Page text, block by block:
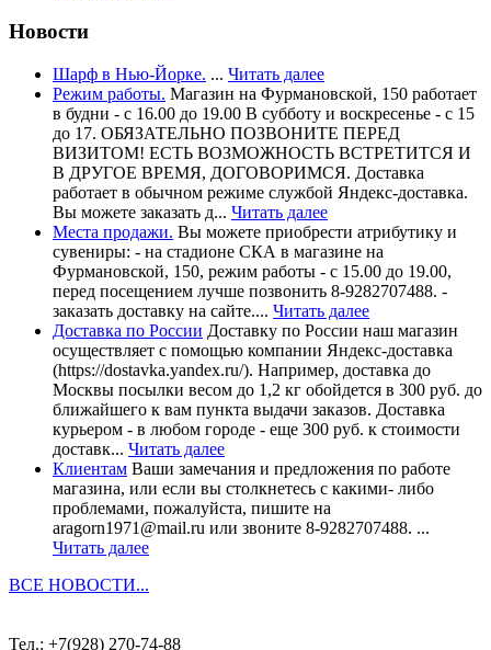
Новости
Шарф в Нью-Йорке. ... Читать далее
Режим работы. Магазин на Фурмановской, 150 работает
в будни - с 16.00 до 19.00 В субботу и воскресенье - с 15
до 17. ОБЯЗАТЕЛЬНО ПОЗВОНИТЕ ПЕРЕД
ВИЗИТОМ! ЕСТЬ ВОЗМОЖНОСТЬ ВСТРЕТИТСЯ И
В ДРУГОЕ ВРЕМЯ, ДОГОВОРИМСЯ. Доставка
работает в обычном режиме службой Яндекс-доставка.
Вы можете заказать д... Читать далее
Места продажи. Вы можете приобрести атрибутику и
сувениры: - на стадионе СКА в магазине на
Фурмановской, 150, режим работы - с 15.00 до 19.00,
перед посещением лучше позвонить 8-9282707488. -
заказать доставку на сайте.... Читать далее
Доставка по России Доставку по России наш магазин
осуществляет с помощью компании Яндекс-доставка
(https://dostavka.yandex.ru/). Например, доставка до
Москвы посылки весом до 1,2 кг обойдется в 300 руб. до
ближайшего к вам пункта выдачи заказов. Доставка
курьером - в любом городе - еще 300 руб. к стоимости
доставк... Читать далее
Клиентам Ваши замечания и предложения по работе
магазина, или если вы столкнетесь с какими- либо
проблемами, пожалуйста, пишите на
aragorn1971@mail.ru или звоните 8-9282707488. ...
Читать далее
ВСЕ НОВОСТИ...
Тел.: +7(928) 270-74-88